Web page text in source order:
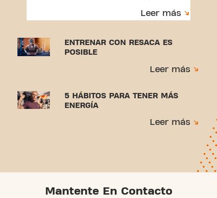
Leer más
ENTRENAR CON RESACA ES
POSIBLE
Leer más
5 HÁBITOS PARA TENER MÁS
ENERGÍA
Leer más
Mantente En Contacto